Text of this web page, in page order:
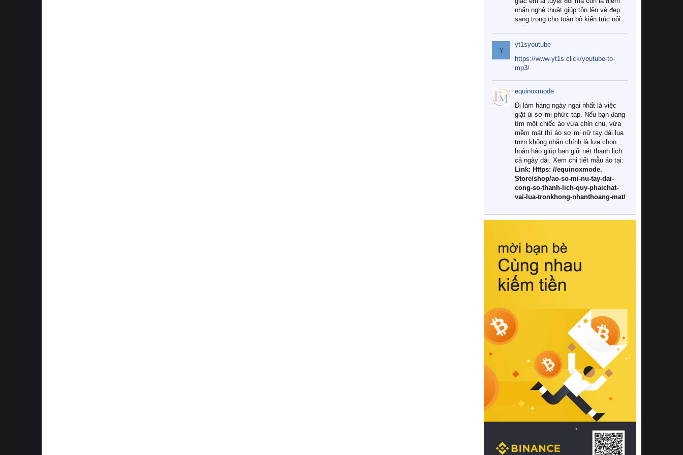
nhấn nghệ thuật giúp tôn lên vẻ đẹp
sang trọng cho toàn bộ kiến trúc nội
Tuy nhiên, giữa thị trường đa dạng
với vô vàn thương hiệu và mẫu mã
như hiện nay, làm thế nào để chọn
được những bộ chăn ga gối đệm cao
cấp thực sự chất lượng, phù hợp với
khí hậu và nhu cầu sử dụng của gia
đình? Hãy cùng chúng tôi đi tìm lời
giải đáp chi tiết qua bài viết dưới đây.
1. Tại sao các gia đình hiện đại lại ưa
chuộng chăn ga gối đệm cao cấp?
Khác với các dòng sản phẩm thông
thường, những bộ chăn ga gối đệm
cao cấp trải qua quy trình sản xuất
nghiêm ngặt từ khâu chọn lọc nguyên
liệu tự nhiên đến công nghệ dệt
nhuộm hiện đại không chứa hóa chất
này, bạn sẽ cảm nhận rõ rệt sự khác
hồi chuẩn xác của phần đệm nâng đỡ
cột sống.
Bên cạnh đó, việc lựa chọn các dòng
sản phẩm đạt chuẩn chất lượng quốc
tế còn giúp ngăn ngừa tình trạng kích
khuẩn và nấm mốc trong điều kiện
thời tiết nóng ẩm. Bạn có thể tìm hiểu
thêm các nghiên cứu khoa học về tác
động của giấc ngủ và môi trường
phòng ngủ đối với sức khỏe con
người tại Sleep Foundation (External
Link) để có cái nhìn toàn diện hơn.
2. Các tiêu chí vàng khi lựa chọn
chăn ga gối đệm cao cấp cho phòng
ngủ
Để sở hữu một bộ chăn ga gối đệm
cao cấp hoàn hảo cả về thẩm mỹ lẫn
công năng, người tiêu dùng cần cân
nhắc kỹ lưỡng các tiêu chí quan trọng
Y
yt1syoutube
https://www-yt1s.click/youtube-to-
mp3/
equinoxmode
Đi làm hàng ngày ngại nhất là việc
giặt ủi sơ mi phức tạp. Nếu bạn đang
tìm một chiếc áo vừa chỉn chu, vừa
mềm mát thì áo sơ mi nữ tay dài lụa
trơn không nhăn chính là lựa chọn
hoàn hảo giúp bạn giữ nét thanh lịch
cả ngày dài. Xem chi tiết mẫu áo tại:
Link: Https: //equinoxmode.
Store/shop/ao-so-mi-nu-tay-dai-
cong-so-thanh-lich-quy-phaichat-
vai-lua-tronkhong-nhanthoang-mat/